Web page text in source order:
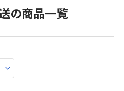
の商品一覧